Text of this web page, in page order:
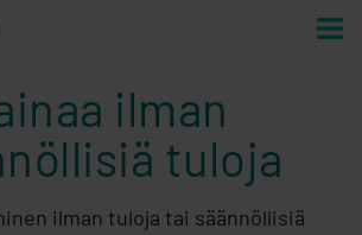
ilman
tuloja
ilman tuloja tai säännöllisiä